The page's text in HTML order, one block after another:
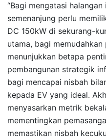
“Bagi mengatasi
semenanjung perlu
DC 150kW di sekurang-
utama, bagi
menunjukkan betapa
pembangunan strategik
bagi mencapai nisbah
kepada EV yang ideal.
menyasarkan metrik
mementingkan
memastikan nisbah